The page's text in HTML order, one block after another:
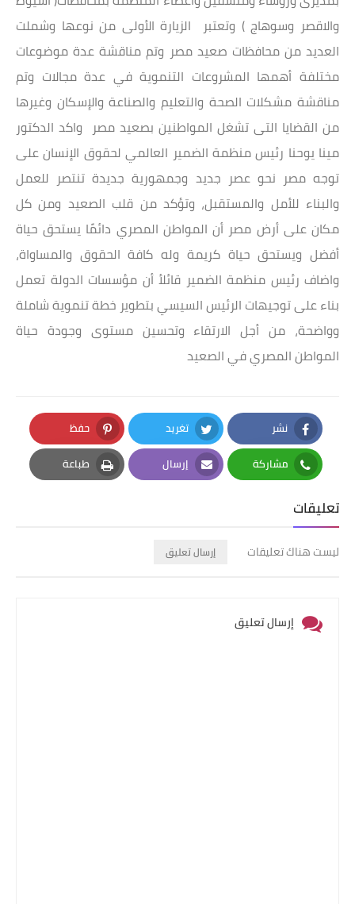
والاقصر وسوهاج ) وتعتبر الزيارة الأولى من نوعها وشملت
العديد من محافظات صعيد مصر وتم مناقشة عدة موضوعات
مختلفة أهمها المشروعات التنموية في عدة مجالات وتم
مناقشة مشكلات الصحة والتعليم والصناعة والإسكان وغيرها
من القضايا التى تشغل المواطنين بصعيد مصر واكد الدكتور
مينا يوحنا رئيس منظمة الضمير العالمي لحقوق الإنسان على
توجه مصر نحو عصر جديد وجمهورية جديدة تنتصر للعمل
والبناء للأمل والمستقبل، وتؤكد من قلب الصعيد ومن كل
مكان على أرض مصر أن المواطن المصري دائمًا يستحق حياة
أفضل ويستحق حياة كريمة وله كافة الحقوق والمساواة،
واضاف رئيس منظمة الضمير قائلأ أن مؤسسات الدولة تعمل
بناء على توجيهات الرئيس السيسي بتطوير خطة تنموية شاملة
وواضحة، من أجل الارتقاء وتحسين مستوى وجودة حياة
المواطن المصري في الصعيد
نشر
Facebook
تغريد
Twitter
حفظ
Pinterest
مشاركة
Whatsapp
إرسال
Email
طباعة
Print
تعليقات
ليست هناك تعليقات إرسال تعليق
إرسال تعليق